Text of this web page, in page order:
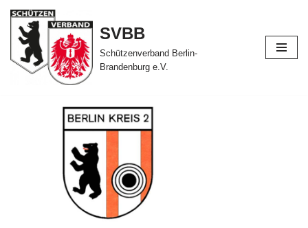
Zum
Inhalt
springen
SVBB
Schützenverband Berlin-
Brandenburg e.V.